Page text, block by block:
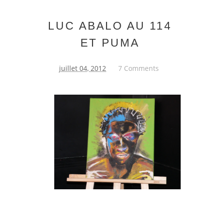
LUC ABALO AU 114
ET PUMA
juillet 04, 2012 7 Comments